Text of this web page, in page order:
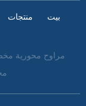
بيت منتجات
مراوح محورية